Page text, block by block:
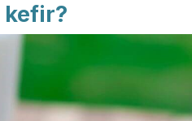
kefir?